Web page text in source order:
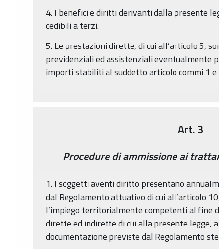
4. I benefici e diritti derivanti dalla presente
cedibili a terzi.
5. Le prestazioni dirette, di cui all’articolo 5,
previdenziali ed assistenziali eventualmente
importi stabiliti al suddetto articolo commi 1 e
Art. 3
Procedure di ammissione ai
1. I soggetti aventi diritto presentano
dal Regolamento attuativo di cui all’articolo
l’impiego territorialmente competenti al fine
dirette ed indirette di cui alla presente legge,
documentazione previste dal Regolamento